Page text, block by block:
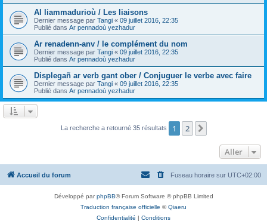
Al liammadurioù / Les liaisons
Dernier message par Tangi « 09 juillet 2016, 22:35
Publié dans Ar pennadoù yezhadur
Ar renadenn-anv / le complément du nom
Dernier message par Tangi « 09 juillet 2016, 22:35
Publié dans Ar pennadoù yezhadur
Displegañ ar verb gant ober / Conjuguer le verbe avec faire
Dernier message par Tangi « 09 juillet 2016, 22:35
Publié dans Ar pennadoù yezhadur
La recherche a retourné 35 résultats 1 2
Aller
Accueil du forum Fuseau horaire sur UTC+02:00
Développé parphpBB® Forum Software © phpBB Limited
Traduction française officielle ©Qiaeru
Confidentialité | Conditions